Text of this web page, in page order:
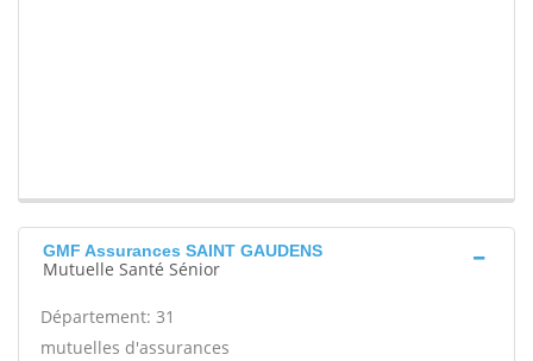
GMF Assurances SAINT GAUDENS
Mutuelle Santé Sénior
Département: 31
mutuelles d'assurances